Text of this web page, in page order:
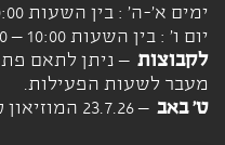
ימים א'-ה' : בין השעות 10:00 – 15:00
יום ו' : בין השעות 10:00 – 13:00
לקבוצות – ניתן לתאם
מעבר לשעות הפעילות.
ט' באב– 23.7.26 המוזיאון סגור